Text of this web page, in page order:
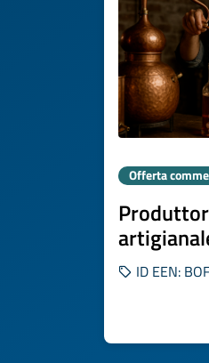
Offerta
ID EEN: